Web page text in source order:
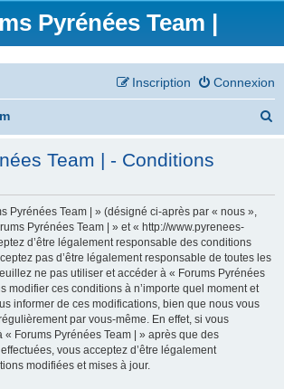
Pyrénées Team |
Connexion
Inscription
h
Team | - Conditions
Pyrénées Team | » (désigné ci-après par « nous »,
Pyrénées Team | » et « http://www.pyrenees-
d’être légalement responsable des conditions
pas d’être légalement responsable de toutes les
ne pas utiliser et accéder à « Forums Pyrénées
modifier ces conditions à n’importe quel moment et
informer de ces modifications, bien que nous vous
par vous-même. En effet, si vous
Forums Pyrénées Team | » après que des
vous acceptez d’être légalement
modifiées et mises à jour.